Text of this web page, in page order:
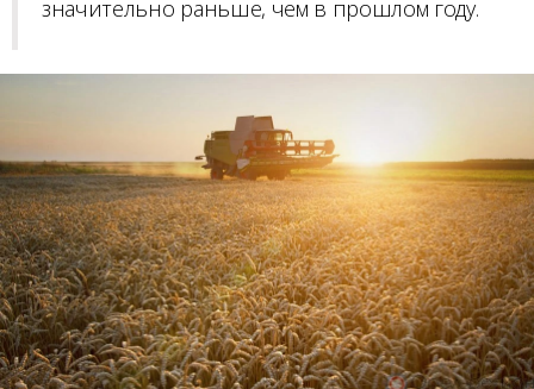
значительно раньше, чем в прошлом году.